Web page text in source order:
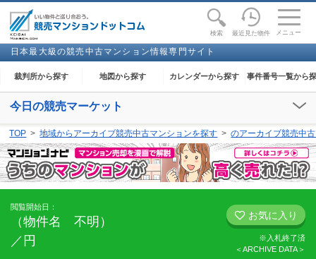
検索 最近見た物件 メニュー
日本最大級の競売中古マンション情報専門サイト
裁判所から探す 地図から探す カレンダーから探す 事件番号一覧から
toggle
今日の競売マーケット
閲覧開始：-
TOP 地域からアーカイブ競売中古マンションを探す のアーカイブ競売中
閲覧開始日：
（物件名 不明）
／円
お気に入り
※入札終了済
＜ARCHIVE DATA＞